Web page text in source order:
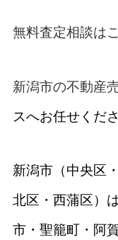
無料査定相談は
新潟市の不動産
スへお任せくださ
新潟市（中央区
北区・西蒲区）
市・聖籠町・阿